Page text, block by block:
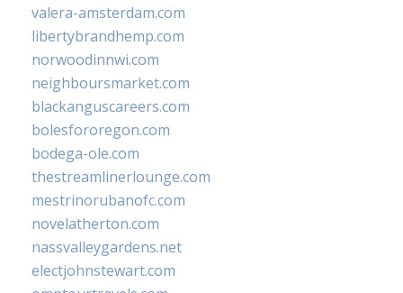
valera-amsterdam.com
libertybrandhemp.com
norwoodinnwi.com
neighboursmarket.com
blackanguscareers.com
bolesfororegon.com
bodega-ole.com
thestreamlinerlounge.com
mestrinorubanofc.com
novelatherton.com
nassvalleygardens.net
electjohnstewart.com